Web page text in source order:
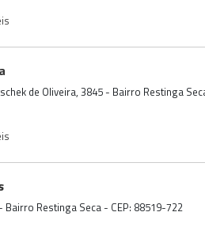
de Oliveira, 3845 - Bairro Restinga
Bairro Restinga Seca - CEP: 88519-722